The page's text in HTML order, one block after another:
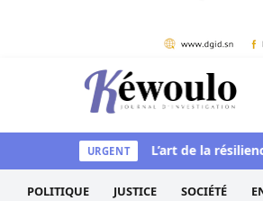
Aller au contenu
Kéwoulo, le premier site
URGENT
et spirituelle L’art de la
POLITIQUE JUSTICE SOCIÉTÉ